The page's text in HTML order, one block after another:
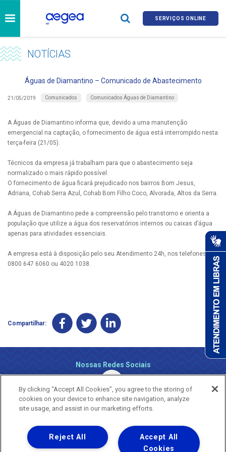
SERVIÇOS ONLINE
NOTÍCIAS
Águas de Diamantino – Comunicado de Abastecimento
21/05/2019 Comunicados Comunicados Águas de Diamantino
A Águas de Diamantino informa que, devido a uma manutenção
emergencial na captação, o fornecimento de água está interrompido nesta
terça-feira (21/05).
Técnicos da empresa já trabalham para que o abastecimento seja
normalizado o mais rápido possível.
O fornecimento de água ficará prejudicado nos bairros Bom Jesus,
Adriana, Cohab Serra Azul, Cohab Bom Filho Coco, Alvorada, Altos da Serra.
A Águas de Diamantino pede a compreensão pelo transtorno e orienta a
população que utilize a água dos reservatórios internos ou caixas d’água
apenas para atividades essenciais.
A empresa está à disposição pelo seu Atendimento 24h, nos telefones
0800 647 6060 ou 4020 1038.
Compartilhar:
Nossas Redes Sociais
Uma empresa
Copyright ® 2026 - Todos os Direitos Reservados.
By clicking “Accept All Cookies”, you agree to the storing of
cookies on your device to enhance site navigation, analyze
site usage, and assist in our marketing efforts.
Accept All
Cookies
Reject All